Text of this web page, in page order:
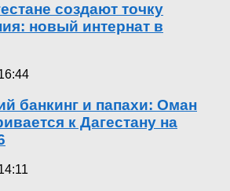
создают точку
новый интернат в
банкинг и папахи: Оман
к Дагестану на